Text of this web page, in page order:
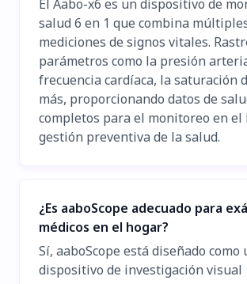
El Aabo-x6 es un dispositivo de
salud 6 en 1 que combina
mediciones de signos vitales.
parámetros como la presión
frecuencia cardíaca, la saturación
más, proporcionando datos de
completos para el monitoreo en el
gestión preventiva de la salud.
¿Es aaboScope adecuado para
médicos en el hogar?
Sí, aaboScope está diseñado como
dispositivo de investigación visual